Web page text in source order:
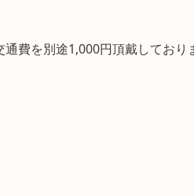
費を別途1,000円頂戴しており